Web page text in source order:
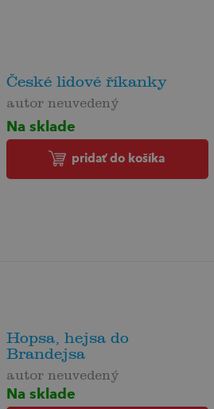
České lidové říkanky
autor neuvedený
Na sklade
pridať do košíka
Hopsa, hejsa do
Brandejsa
autor neuvedený
Na sklade